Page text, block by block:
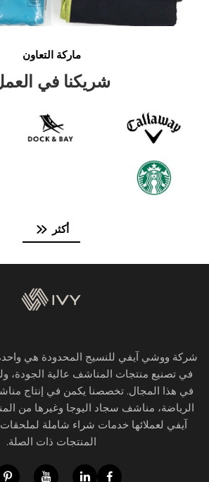
ماركة التعاون
شريكنا في
أكثر
شركة ووشي آيفي للنسيج المحدودة هي
في تصنيع منتجات المناشف عالية الجودة،
في هذا المجال. تخصصنا يكمن في إنتاج
الرياضة، مناشف سجاد اليوجا وغيرها من
آيفي لعملائها خدمات شراء شاملة
المنتجات ذات الصلة.